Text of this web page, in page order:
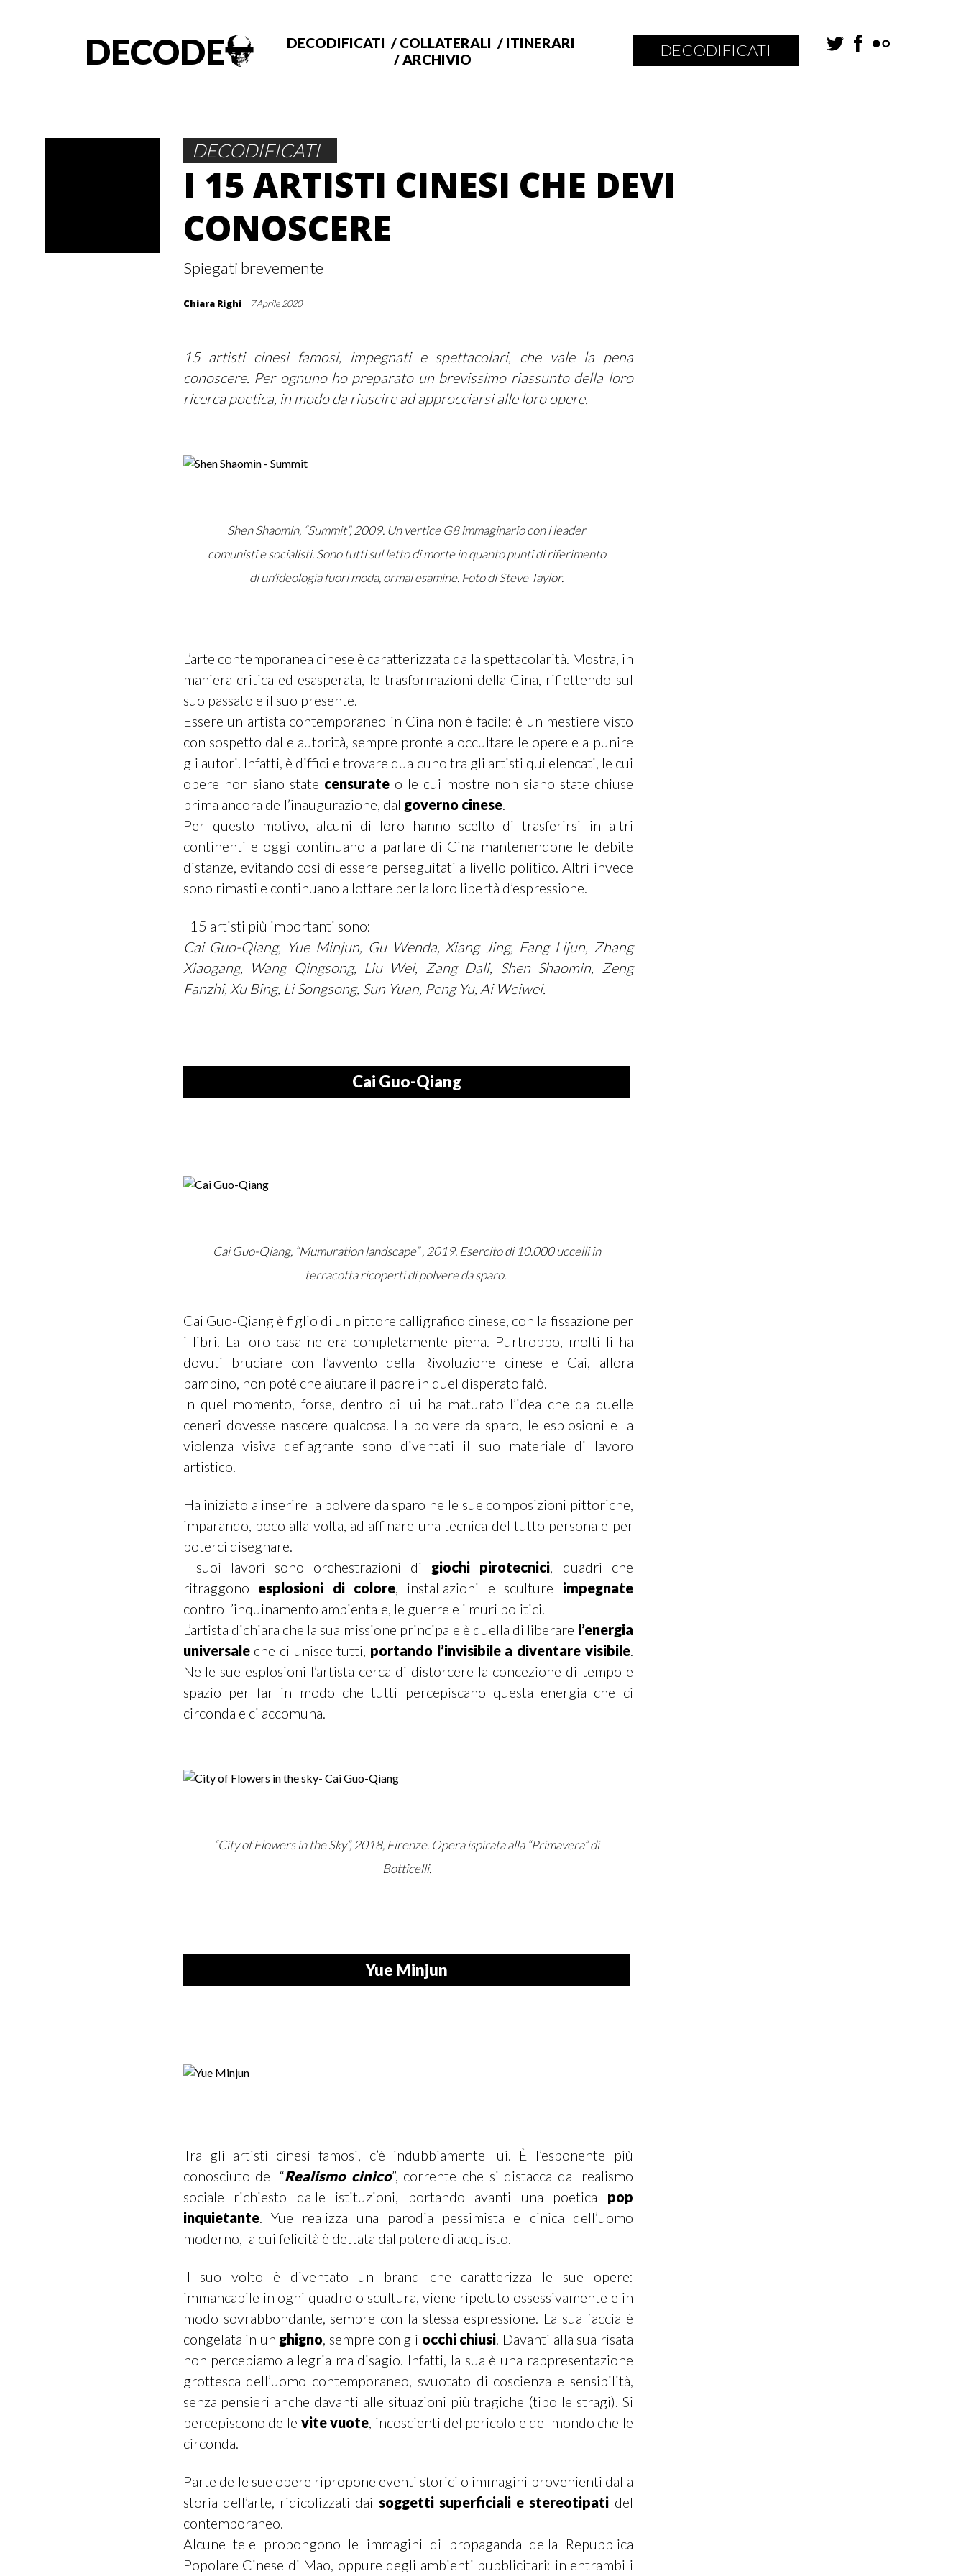
DECODE DECODIFICATI COLLATERALI
ITINERARI
ARCHIVIO
DECODIFICATI
DECODIFICATI
I 15 ARTISTI CINESI CHE DEVI
CONOSCERE
Spiegati brevemente
Chiara Righi 7 Aprile 2020
15 artisti cinesi famosi, impegnati e spettacolari, che vale la pena
conoscere. Per ognuno ho preparato un brevissimo riassunto della loro
ricerca poetica, in modo da riuscire ad approcciarsi alle loro opere.
Shen Shaomin, “Summit”, 2009. Un vertice G8 immaginario con i leader
comunisti e socialisti. Sono tutti sul letto di morte in quanto punti di riferimento
di un’ideologia fuori moda, ormai esamine. Foto diSteve Taylor.
L’arte contemporanea cinese è caratterizzata dalla spettacolarità. Mostra, in
maniera critica ed esasperata, le trasformazioni della Cina, riflettendo sul
suo passato e il suo presente.
Essere un artista contemporaneo in Cina non è facile: è un mestiere visto
con sospetto dalle autorità, sempre pronte a occultare le opere e a punire
gli autori. Infatti, è difficile trovare qualcuno tra gli artisti qui elencati, le cui
opere non siano state censurateo le cui mostre non siano state chiuse
prima ancora dell’inaugurazione, dal governo cinese.
Per questo motivo, alcuni di loro hanno scelto di trasferirsi in altri
continenti e oggi continuano a parlare di Cina mantenendone le debite
distanze, evitando così di essere perseguitati a livello politico. Altri invece
sono rimasti e continuano a lottare per la loro libertà d’espressione.
I 15 artisti più importanti sono:
Cai Guo-Qiang, Yue Minjun, Gu Wenda, Xiang Jing, Fang Lijun, Zhang
Xiaogang, Wang Qingsong, Liu Wei, Zang Dali, Shen Shaomin, Zeng
Fanzhi, Xu Bing, Li Songsong, Sun Yuan, Peng Yu, Ai Weiwei.
Cai Guo-Qiang
Cai Guo-Qiang, “Mumuration landscape” , 2019. Esercito di 10.000 uccelli in
terracotta ricoperti di polvere da sparo.
Cai Guo-Qiang è figlio di un pittore calligrafico cinese, con la fissazione per
i libri. La loro casa ne era completamente piena. Purtroppo, molti li ha
dovuti bruciare con l’avvento della Rivoluzione cinese e Cai, allora
bambino, non poté che aiutare il padre in quel disperato falò.
In quel momento, forse, dentro di lui ha maturato l’idea che da quelle
ceneri dovesse nascere qualcosa. La polvere da sparo, le esplosioni e la
violenza visiva deflagrante sono diventati il suo materiale di lavoro
artistico.
Ha iniziato a inserire la polvere da sparo nelle sue composizioni pittoriche,
imparando, poco alla volta, ad affinare una tecnica del tutto personale per
poterci disegnare.
I suoi lavori sono orchestrazioni di giochi pirotecnici, quadri che
ritraggono esplosioni di colore, installazioni e sculture impegnate
contro l’inquinamento ambientale, le guerre e i muri politici.
L’artista dichiara che la sua missione principale è quella di liberare l’energia
universaleche ci unisce tutti, portando l’invisibile a diventare visibile.
Nelle sue esplosioni l’artista cerca di distorcere la concezione di tempo e
spazio per far in modo che tutti percepiscano questa energia che ci
circonda e ci accomuna.
“City of Flowers in the Sky”, 2018, Firenze. Opera ispirata alla “Primavera” di
Botticelli.
Yue Minjun
Tra gli artisti cinesi famosi, c’è indubbiamente lui. È l’esponente più
conosciuto del “Realismo cinico”, corrente che si distacca dal realismo
sociale richiesto dalle istituzioni, portando avanti una poetica pop
inquietante. Yue realizza una parodia pessimista e cinica dell’uomo
moderno, la cui felicità è dettata dal potere di acquisto.
Il suo volto è diventato un brand che caratterizza le sue opere:
immancabile in ogni quadro o scultura, viene ripetuto ossessivamente e in
modo sovrabbondante, sempre con la stessa espressione. La sua faccia è
congelata in un ghigno, sempre con gli occhi chiusi. Davanti alla sua risata
non percepiamo allegria ma disagio. Infatti, la sua è una rappresentazione
grottesca dell’uomo contemporaneo, svuotato di coscienza e sensibilità,
senza pensieri anche davanti alle situazioni più tragiche (tipo le stragi). Si
percepiscono delle vite vuote, incoscienti del pericolo e del mondo che le
circonda.
Parte delle sue opere ripropone eventi storici o immagini provenienti dalla
storia dell’arte, ridicolizzati dai soggetti superficiali e stereotipati del
contemporaneo.
Alcune tele propongono le immagini di propaganda della Repubblica
Popolare Cinese di Mao, oppure degli ambienti pubblicitari: in entrambi i